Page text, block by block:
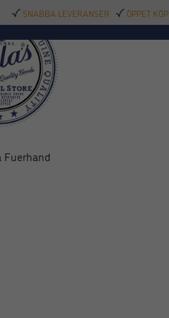
SNABBA LEVERANSER ÖPPET
KÖKSREDSKAP